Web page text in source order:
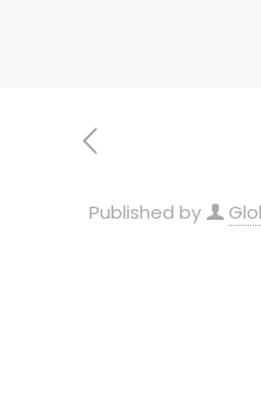
Published by